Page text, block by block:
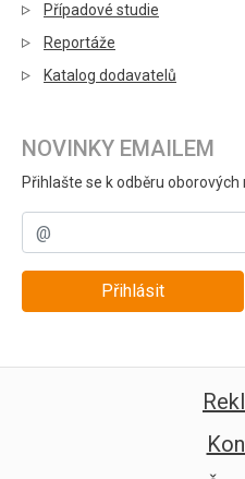
Případové studie
Reportáže
Katalog dodavatelů
NOVINKY EMAILEM
Přihlašte se k odběru oborových
Přihlásit